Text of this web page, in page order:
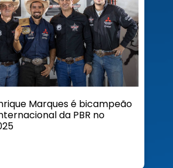
Marques é bicampeão
da PBR no